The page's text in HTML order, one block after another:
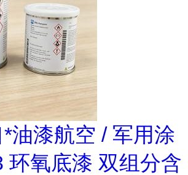
油漆航空 / 军用涂
环氧底漆 双组分含